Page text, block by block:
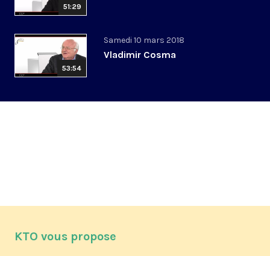
51:29
53:54
Samedi 10 mars 2018
Vladimir Cosma
KTO vous propose